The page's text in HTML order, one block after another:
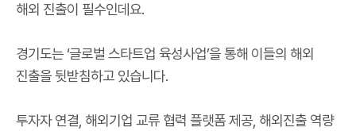
해외 진출이 필수인데요.
경기도는 ‘글로벌 스타트업 육성사업’을 통해 이들의 해외
진출을 뒷받침하고 있습니다.
투자자 연결, 해외기업 교류 협력 플랫폼 제공, 해외진출 역량